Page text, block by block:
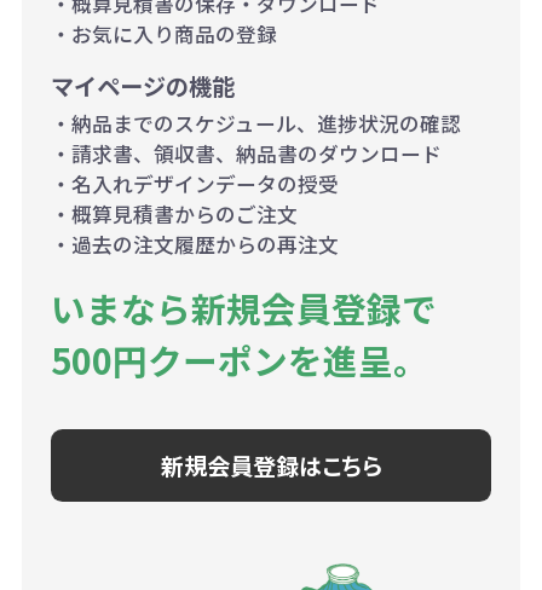
・お気に入り商品の登録
マイページの機能
・納品までのスケジュール、進捗状況の確認
・請求書、領収書、納品書のダウンロード
・名入れデザインデータの授受
・概算見積書からのご注文
・過去の注文履歴からの再注文
いまなら新規会員登録で
500円クーポンを進呈。
新規会員登録はこちら